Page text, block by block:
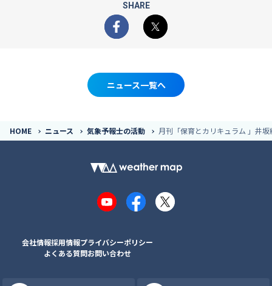
SHARE
Facebook
X
ニュース一覧へ
HOME ニュース 気象予報士の活動 月刊「保育とカリキュラム 」井
YouTubeFacebook
X
会社情報採用情報プライバシーポリシー
よくある質問お問い合わせ